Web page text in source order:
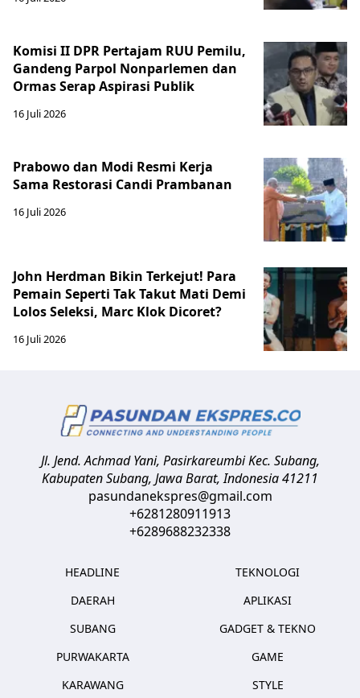
Komisi II DPR Pertajam RUU Pemilu,
Gandeng Parpol Nonparlemen dan
Ormas Serap Aspirasi Publik
16 Juli 2026
Prabowo dan Modi Resmi Kerja
Sama Restorasi Candi Prambanan
16 Juli 2026
John Herdman Bikin Terkejut! Para
Pemain Seperti Tak Takut Mati Demi
Lolos Seleksi, Marc Klok Dicoret?
16 Juli 2026
Jl. Jend. Achmad Yani, Pasirkareumbi Kec. Subang,
Kabupaten Subang, Jawa Barat,Indonesia41211
pasundanekspres@gmail.com
+6281280911913
+6289688232338
HEADLINE
DAERAH
SUBANG
PURWAKARTA
KARAWANG
TEKNOLOGI
APLIKASI
GADGET & TEKNO
GAME
STYLE